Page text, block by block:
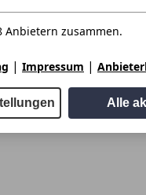
zusammen.
| Impressum |
Alle